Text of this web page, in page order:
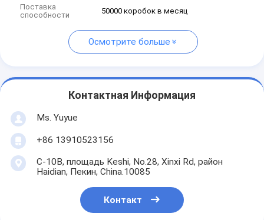
Поставка
способности
50000 коробок в месяц
Осмотрите больше
Контактная Информация
Ms. Yuyue
+86 13910523156
C-10B, площадь Keshi, No.28, Xinxi Rd, район
Haidian, Пекин, China.10085
Контакт